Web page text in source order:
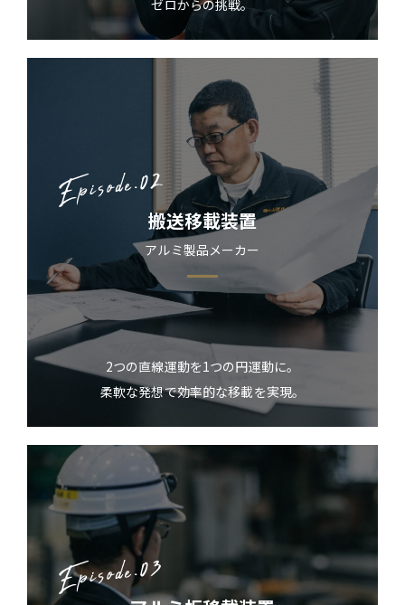
ゼロからの挑戦。
搬送移載装置
アルミ製品メーカー
2つの直線運動を1つの円運動に。
柔軟な発想で効率的な移載を実現。